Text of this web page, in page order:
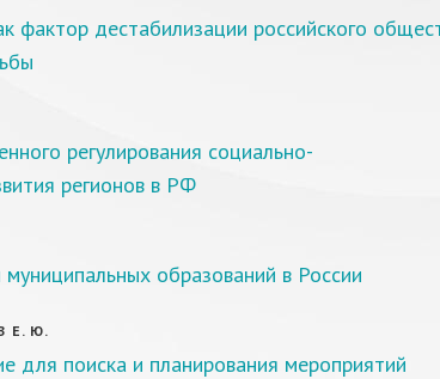
фактор дестабилизации российского
регулирования социально-
регионов в РФ
образований в России
Е. Ю.
для поиска и планирования мероприятий